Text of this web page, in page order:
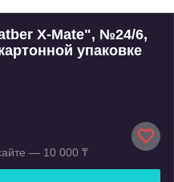
X-Mate", №24/6,
упаковке
— 10 000 ₸